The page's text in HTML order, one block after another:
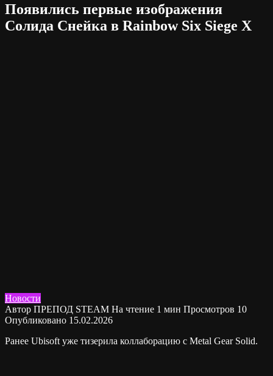
Появились первые изображения
Солида Снейка в Rainbow Six Siege X
Новости
Автор ПРЕПОД STEAM На чтение 1 мин Просмотров 10
Опубликовано 15.02.2026
Ранее Ubisoft уже тизерила коллаборацию с Metal Gear Solid.